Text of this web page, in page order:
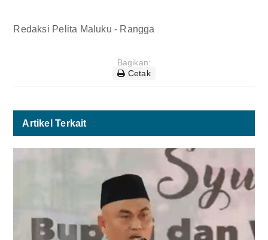
Redaksi Pelita Maluku - Rangga
Bagikan:
Cetak
Artikel Terkait